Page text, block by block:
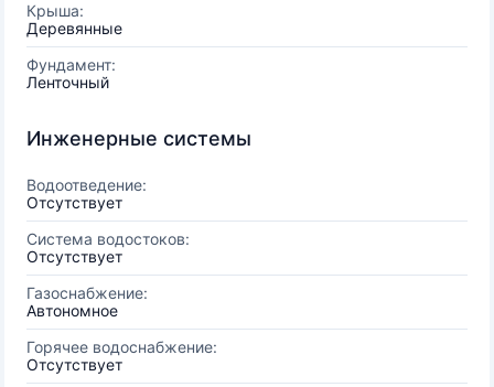
Крыша:
Деревянные
Фундамент:
Ленточный
Инженерные системы
Водоотведение:
Отсутствует
Система водостоков:
Отсутствует
Газоснабжение:
Автономное
Горячее водоснабжение:
Отсутствует